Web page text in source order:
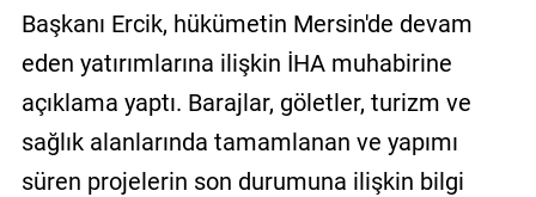
Başkanı Ercik, hükümetin Mersin'de devam
eden yatırımlarına ilişkin İHA muhabirine
açıklama yaptı. Barajlar, göletler, turizm ve
sağlık alanlarında tamamlanan ve yapımı
süren projelerin son durumuna ilişkin bilgi